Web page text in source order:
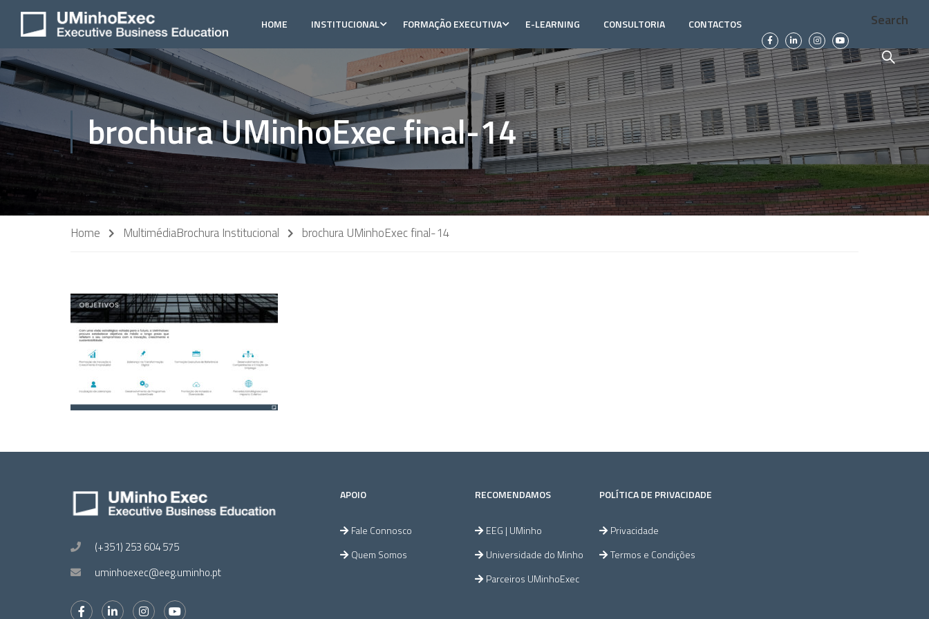
HOME INSTITUCIONAL FORMAÇÃO EXECUTIVA E-LEARNING CONSULTORIA CONTACTOS Search
brochura UMinhoExec final-14
Home MultimédiaBrochura Institucional brochura UMinhoExec final-14
(+351) 253 604 575
uminhoexec@eeg.uminho.pt
APOIO
Fale Connosco
Quem Somos
RECOMENDAMOS
EEG | UMinho
Universidade do Minho
Parceiros UMinhoExec
POLÍTICA DE PRIVACIDADE
Privacidade
Termos e Condições